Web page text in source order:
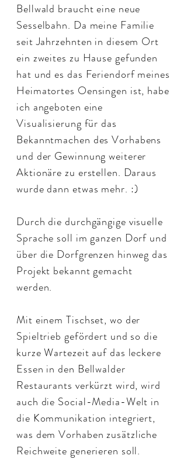
Bellwald braucht eine neue
Sesselbahn. Da meine Familie
seit Jahrzehnten in diesem Ort
ein zweites zu Hause gefunden
hat und es das Feriendorf meines
Heimatortes Oensingen ist, habe
ich angeboten eine
Visualisierung für das
Bekanntmachen des Vorhabens
und der Gewinnung weiterer
Aktionäre zu erstellen. Daraus
wurde dann etwas mehr. :)
Durch die durchgängige visuelle
Sprache soll im ganzen Dorf und
über die Dorfgrenzen hinweg das
Projekt bekannt gemacht
werden.
Mit einem Tischset, wo der
Spieltrieb gefördert und so die
kurze Wartezeit auf das leckere
Essen in den Bellwalder
Restaurants verkürzt wird, wird
auch die Social-Media-Welt in
die Kommunikation integriert,
was dem Vorhaben zusätzliche
Reichweite generieren soll.